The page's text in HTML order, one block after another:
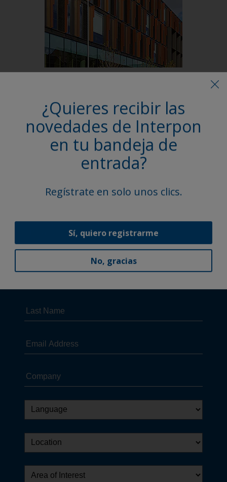
¿Quieres recibir las
novedades de Interpon
en tu bandeja de
entrada?
Regístrate en solo unos clics.
Sí, quiero registrarme
No, gracias